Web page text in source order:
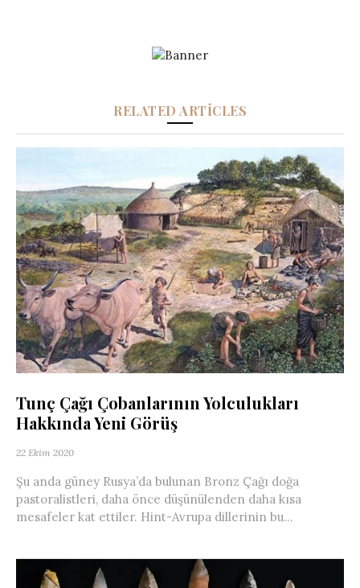
RELATED ARTICLES
Tunç Çağı Çobanlarının Yolculukları
Hakkında Yeni Görüş
22 Ekim 2020
Şu anda güney Rusya’da bulunan Bronz Çağı doğa
pastoralistleri, daha önce düşünülenden daha kısa
mesafeler kat ettiler. Hint-Avrupa dillerinin bu...